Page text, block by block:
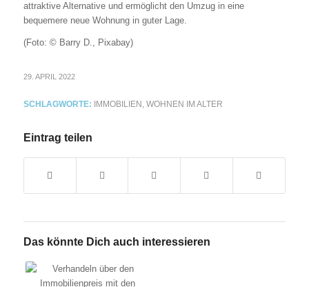
attraktive Alternative und ermöglicht den Umzug in eine
bequemere neue Wohnung in guter Lage.
(Foto: © Barry D., Pixabay)
29. APRIL 2022
SCHLAGWORTE: IMMOBILIEN WOHNEN IM ALTER
Eintrag teilen
Das könnte Dich auch interessieren